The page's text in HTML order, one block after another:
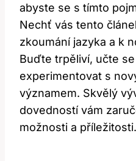
abyste se s tímto
Nechť vás tento
zkoumání jazyka a k
Buďte trpěliví, učte
experimentovat s
významem. Skvělý
dovedností vám
možnosti a příležitosti.